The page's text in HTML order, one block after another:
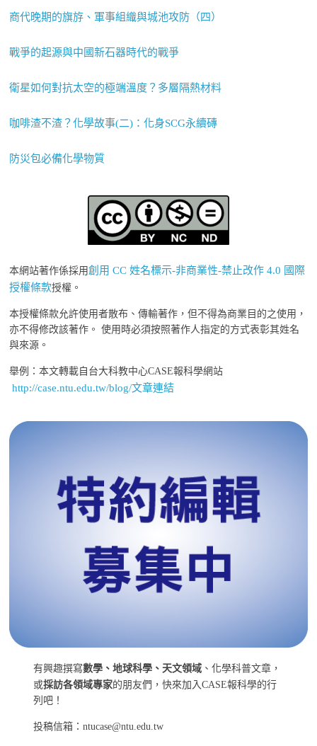
商代晚期的旗斿、軍事組織與城池攻防（四）
戰爭的起源與中國新石器時代的戰爭
衛星如何對抗太空的極端溫度？多層隔熱材料
咖啡渣不渣？化學故事(二)：化身SCG永續磚
防災包必備化學物質
本網站著作係採用創用 CC 姓名標示-非商業性-禁止改作 4.0 國際
授權條款授權。
本授權條款允許使用者散布、傳輸著作，但不得為商業目的之使用，
亦不得修改該著作。 使用時必須按照著作人指定的方式表彰其姓名
與來源。
舉例：本文轉載自台大科教中心CASE報科學網站
http://case.ntu.edu.tw/blog/文章連結
有興趣撰寫數學、地球科學、天文領域 、化學科普文章，
或採訪各領域專家的朋友們，快來加入CASE報科學的行
列吧！
投稿信箱：ntucase@ntu.edu.tw